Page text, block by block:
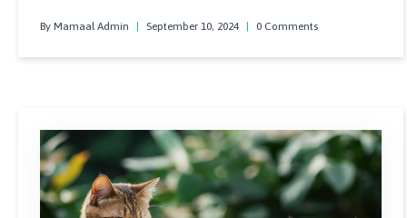
By Mamaal Admin September 10, 2024 0 Comments